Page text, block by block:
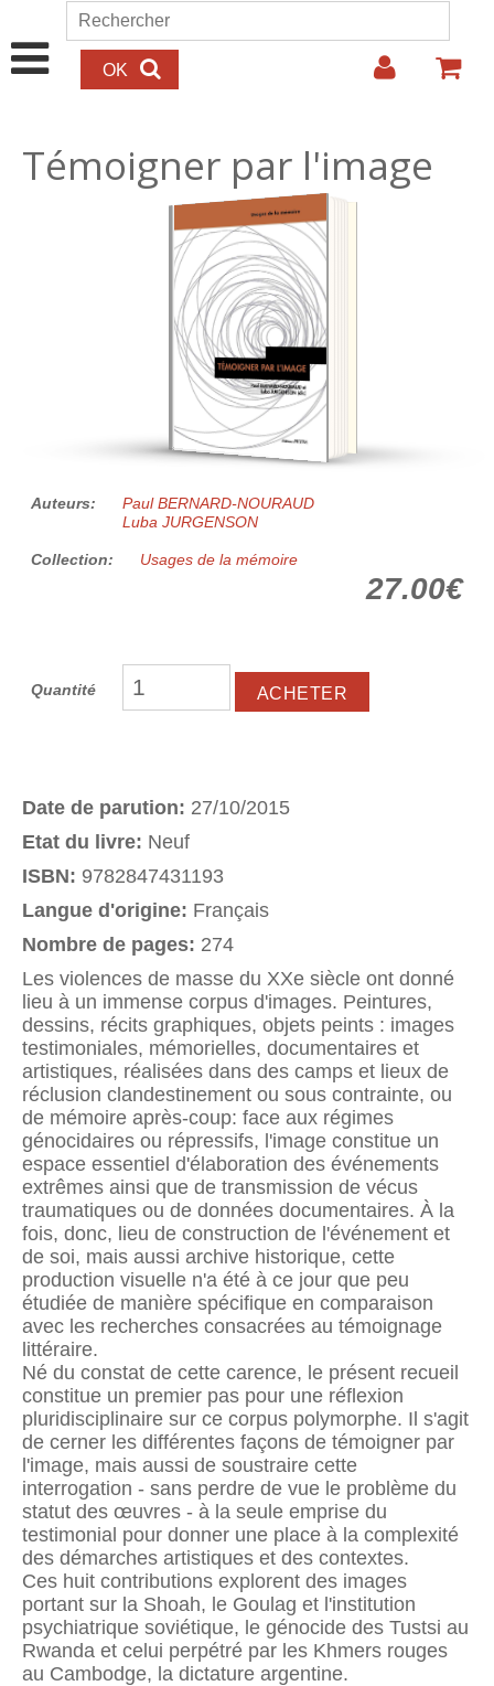
Aller au contenu principal
Formulaire de recherche
Rechercher
Témoigner par l'image
27.00€
Auteurs:
Paul BERNARD-NOURAUD
Luba JURGENSON
Collection: Usages de la mémoire
27.00€
Quantité
Date de parution: 27/10/2015
Etat du livre: Neuf
ISBN: 9782847431193
Langue d'origine: Français
Nombre de pages: 274
Les violences de masse du XXe siècle ont donné
lieu à un immense corpus d'images. Peintures,
dessins, récits graphiques, objets peints : images
testimoniales, mémorielles, documentaires et
artistiques, réalisées dans des camps et lieux de
réclusion clandestinement ou sous contrainte, ou
de mémoire après-coup: face aux régimes
génocidaires ou répressifs, l'image constitue un
espace essentiel d'élaboration des événements
extrêmes ainsi que de transmission de vécus
traumatiques ou de données documentaires. À la
fois, donc, lieu de construction de l'événement et
de soi, mais aussi archive historique, cette
production visuelle n'a été à ce jour que peu
étudiée de manière spécifique en comparaison
avec les recherches consacrées au témoignage
littéraire.
Né du constat de cette carence, le présent recueil
constitue un premier pas pour une réflexion
pluridisciplinaire sur ce corpus polymorphe. Il s'agit
de cerner les différentes façons de témoigner par
l'image, mais aussi de soustraire cette
interrogation - sans perdre de vue le problème du
statut des œuvres - à la seule emprise du
testimonial pour donner une place à la complexité
des démarches artistiques et des contextes.
Ces huit contributions explorent des images
portant sur la Shoah, le Goulag et l'institution
psychiatrique soviétique, le génocide des Tustsi au
Rwanda et celui perpétré par les Khmers rouges
au Cambodge, la dictature argentine.